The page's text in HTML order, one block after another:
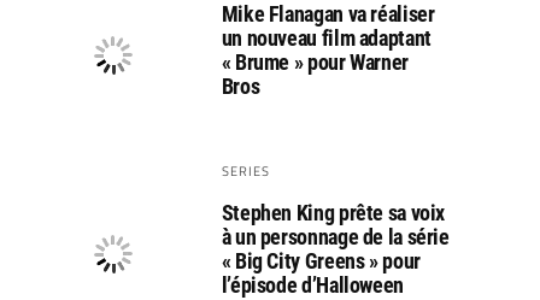
Mike Flanagan va réaliser
un nouveau film adaptant
« Brume » pour Warner
Bros
SERIES
Stephen King prête sa voix
à un personnage de la série
« Big City Greens » pour
l’épisode d’Halloween